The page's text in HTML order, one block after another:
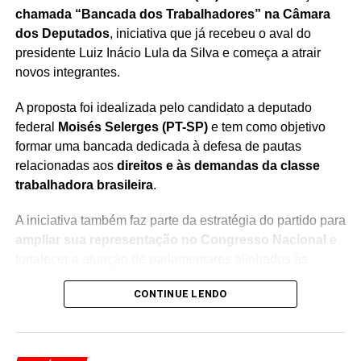
chamada “Bancada dos Trabalhadores” na Câmara
dos Deputados, iniciativa que já recebeu o aval do
presidente Luiz Inácio Lula da Silva e começa a atrair
novos integrantes.
A proposta foi idealizada pelo candidato a deputado
federal
Moisés Selerges (PT-SP)e tem como objetivo
formar uma bancada dedicada à defesa de pautas
relacionadas aos direitos e às demandas da classe
trabalhadora brasileira.
A iniciativa também faz parte da estratégia do partido para
ampliar sua representação no Congresso Nacional
e
pautas trabalhistas.
considerados prioritários para os trabalhadores, criando
CONTINUE LENDO